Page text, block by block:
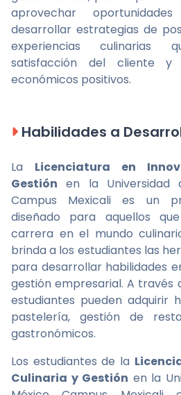
aprovechar
desarrollar estrategias de
experiencias culinarias
satisfacción del cliente y
económicos positivos.
Habilidades a
La Licenciatura en
Gestión en la Universidad
Campus Mexicali es un
diseñado para aquellos
carrera en el mundo
brinda a los estudiantes las
para desarrollar habilidades
gestión empresarial. A través
estudiantes pueden adquirir
pastelería, gestión de
gastronómicos.
Los estudiantes de la
Culinaria y Gestión en la